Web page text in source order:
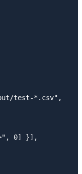
test-*.csv",
0] }],